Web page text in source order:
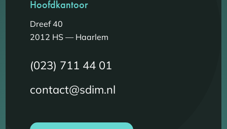
Hoofdkantoor
Dreef 40
2012 HS — Haarlem
(023) 711 44 01
contact@sdim.nl